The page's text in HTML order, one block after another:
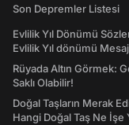
Son Depremler Listesi
Evlilik Yıl Dönümü
Evlilik Yıl dönümü
Rüyada Altın Görmek:
Saklı Olabilir!
Doğal Taşların Merak
Hangi Doğal Taş Ne İşe